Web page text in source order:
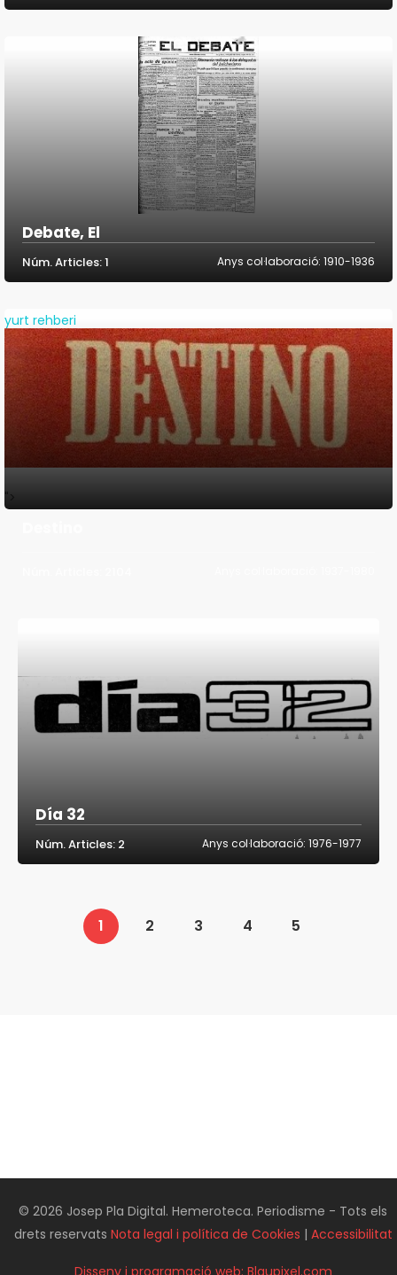
Debate, El
Núm. Articles: 1 Anys col·laboració: 1910-1936
yurt rehberi
">
Día 32
Núm. Articles: 2 Anys col·laboració: 1976-1977
1 2 3 4 5
© 2026 Josep Pla Digital. Hemeroteca. Periodisme - Tots els
drets reservats Nota legal i política de Cookies | Accessibilitat
Disseny i programació web: Blaupixel.com